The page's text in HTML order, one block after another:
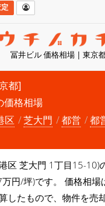
冨井ビル 価格相場 | 東京
都]
価格相場
区 芝大門 都営 都
区 芝大門 1丁目15-10)
円/坪)です。 価格相場
したもので、物件を売